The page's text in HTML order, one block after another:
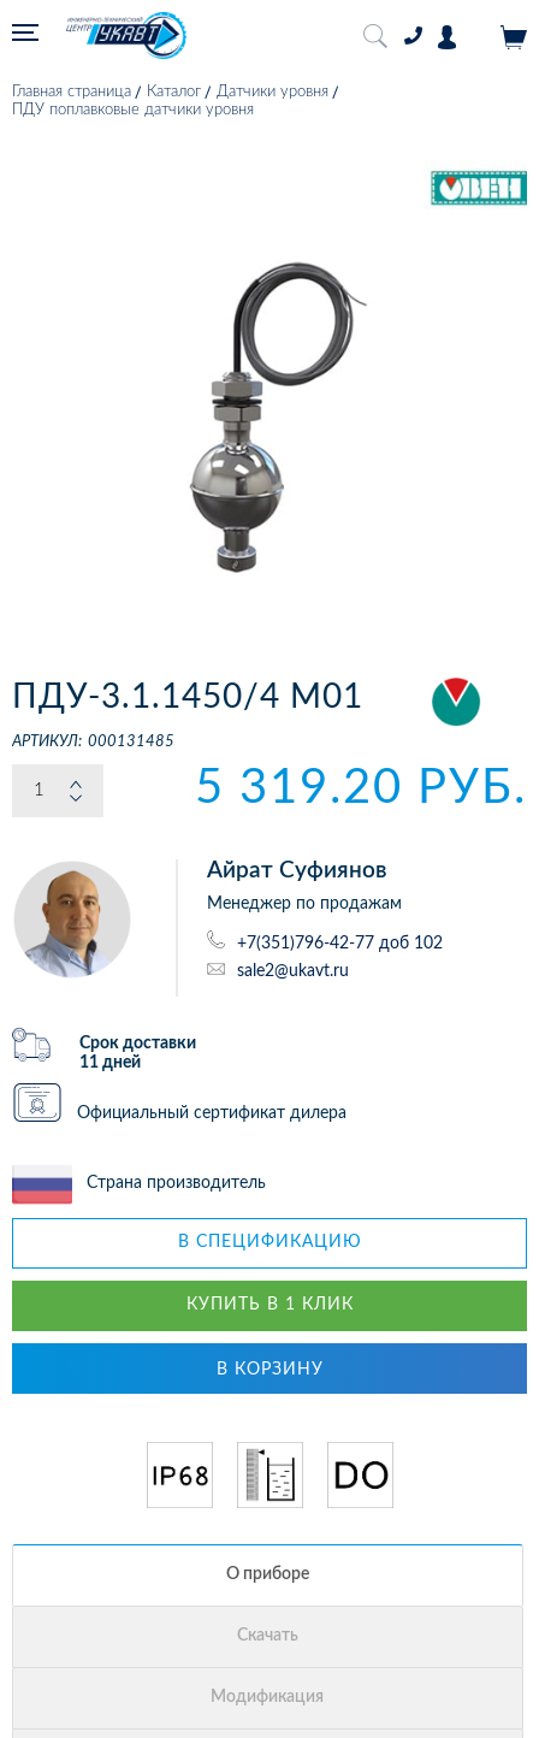
Главная страница Каталог
Датчики уровня
ПДУ поплавковые датчики уровня
ПДУ-3.1.1450/4 М01
АРТИКУЛ: 000131485
5 319.20 РУБ.
Айрат Суфиянов
Менеджер по продажам
+7(351)796-42-77 доб 102
sale2@ukavt.ru
Срок доставки
11 дней
Официальный сертификат дилера
Страна производитель
В СПЕЦИФИКАЦИЮ
КУПИТЬ В 1 КЛИК
В КОРЗИНУ